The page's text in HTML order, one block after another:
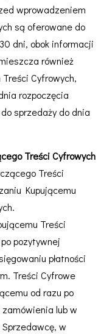
wprowadzeniem
są oferowane do
dni, obok informacji
również
Cyfrowych,
rozpoczęcia
sprzedaży do dnia
Treści Cyfrowych
Treści
Kupującemu
Treści
pozytywnej
płatności
Treści Cyfrowe
od razu po
zamówienia lub w
w